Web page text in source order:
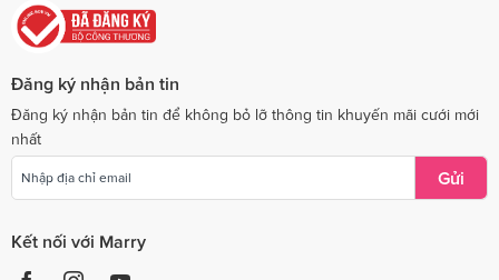
Đăng ký nhận bản tin
Đăng ký nhận bản tin để không bỏ lỡ thông tin khuyến mãi cưới mới
nhất
Gửi
Kết nối với Marry